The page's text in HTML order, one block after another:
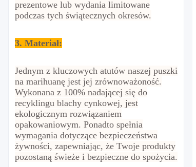
prezentowe lub wydania limitowane
podczas tych świątecznych okresów.
3. Materiał:
Jednym z kluczowych atutów naszej puszki
na marihuanę jest jej zrównoważoność.
Wykonana z 100% nadającej się do
recyklingu blachy cynkowej, jest
ekologicznym rozwiązaniem
opakowaniowym. Ponadto spełnia
wymagania dotyczące bezpieczeństwa
żywności, zapewniając, że Twoje produkty
pozostaną świeże i bezpieczne do spożycia.